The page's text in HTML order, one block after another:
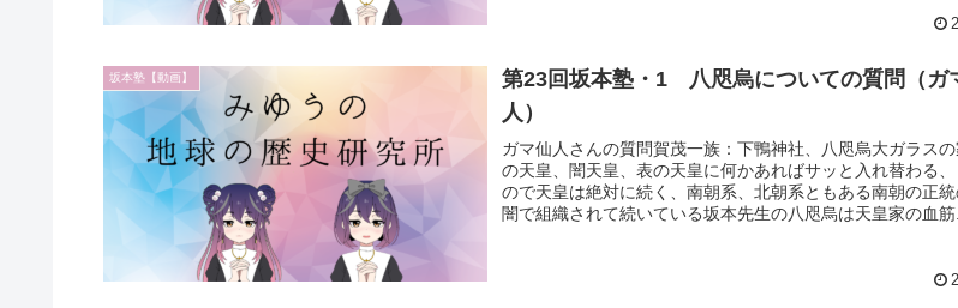
坂本塾【動画】
第23回坂本塾・1 八咫烏についての質問（ガ
人）
ガマ仙人さんの質問賀茂一族：下鴨神社、八咫烏大ガラス
の天皇、闇天皇、表の天皇に何かあればサッと入れ替わる、
ので天皇は絶対に続く、南朝系、北朝系ともある南朝の正統
闇で組織されて続いている坂本先生の八咫烏は天皇家の血筋